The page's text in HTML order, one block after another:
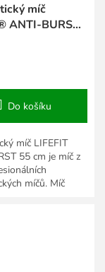
míč
ANTI-BURST
Do košíku
míč LIFEFIT
55 cm je míč z
míčů. Míč